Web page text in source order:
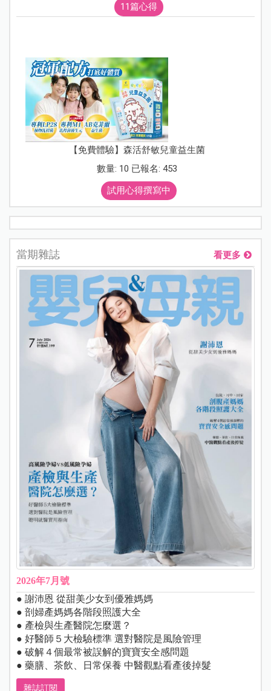
11篇心得
【免費體驗】森活舒敏兒童益生菌
數量: 10 已報名: 453
試用心得撰寫中
當期雜誌 看更多
2026年7月號
● 謝沛恩 從甜美少女到優雅媽媽
● 剖婦產媽媽各階段照護大全
● 產檢與生產醫院怎麼選？
● 好醫師５大檢驗標準 選對醫院是風險管理
● 破解４個最常被誤解的寶寶安全感問題
● 藥膳、茶飲、日常保養 中醫觀點看產後掉髮
雜誌訂閱